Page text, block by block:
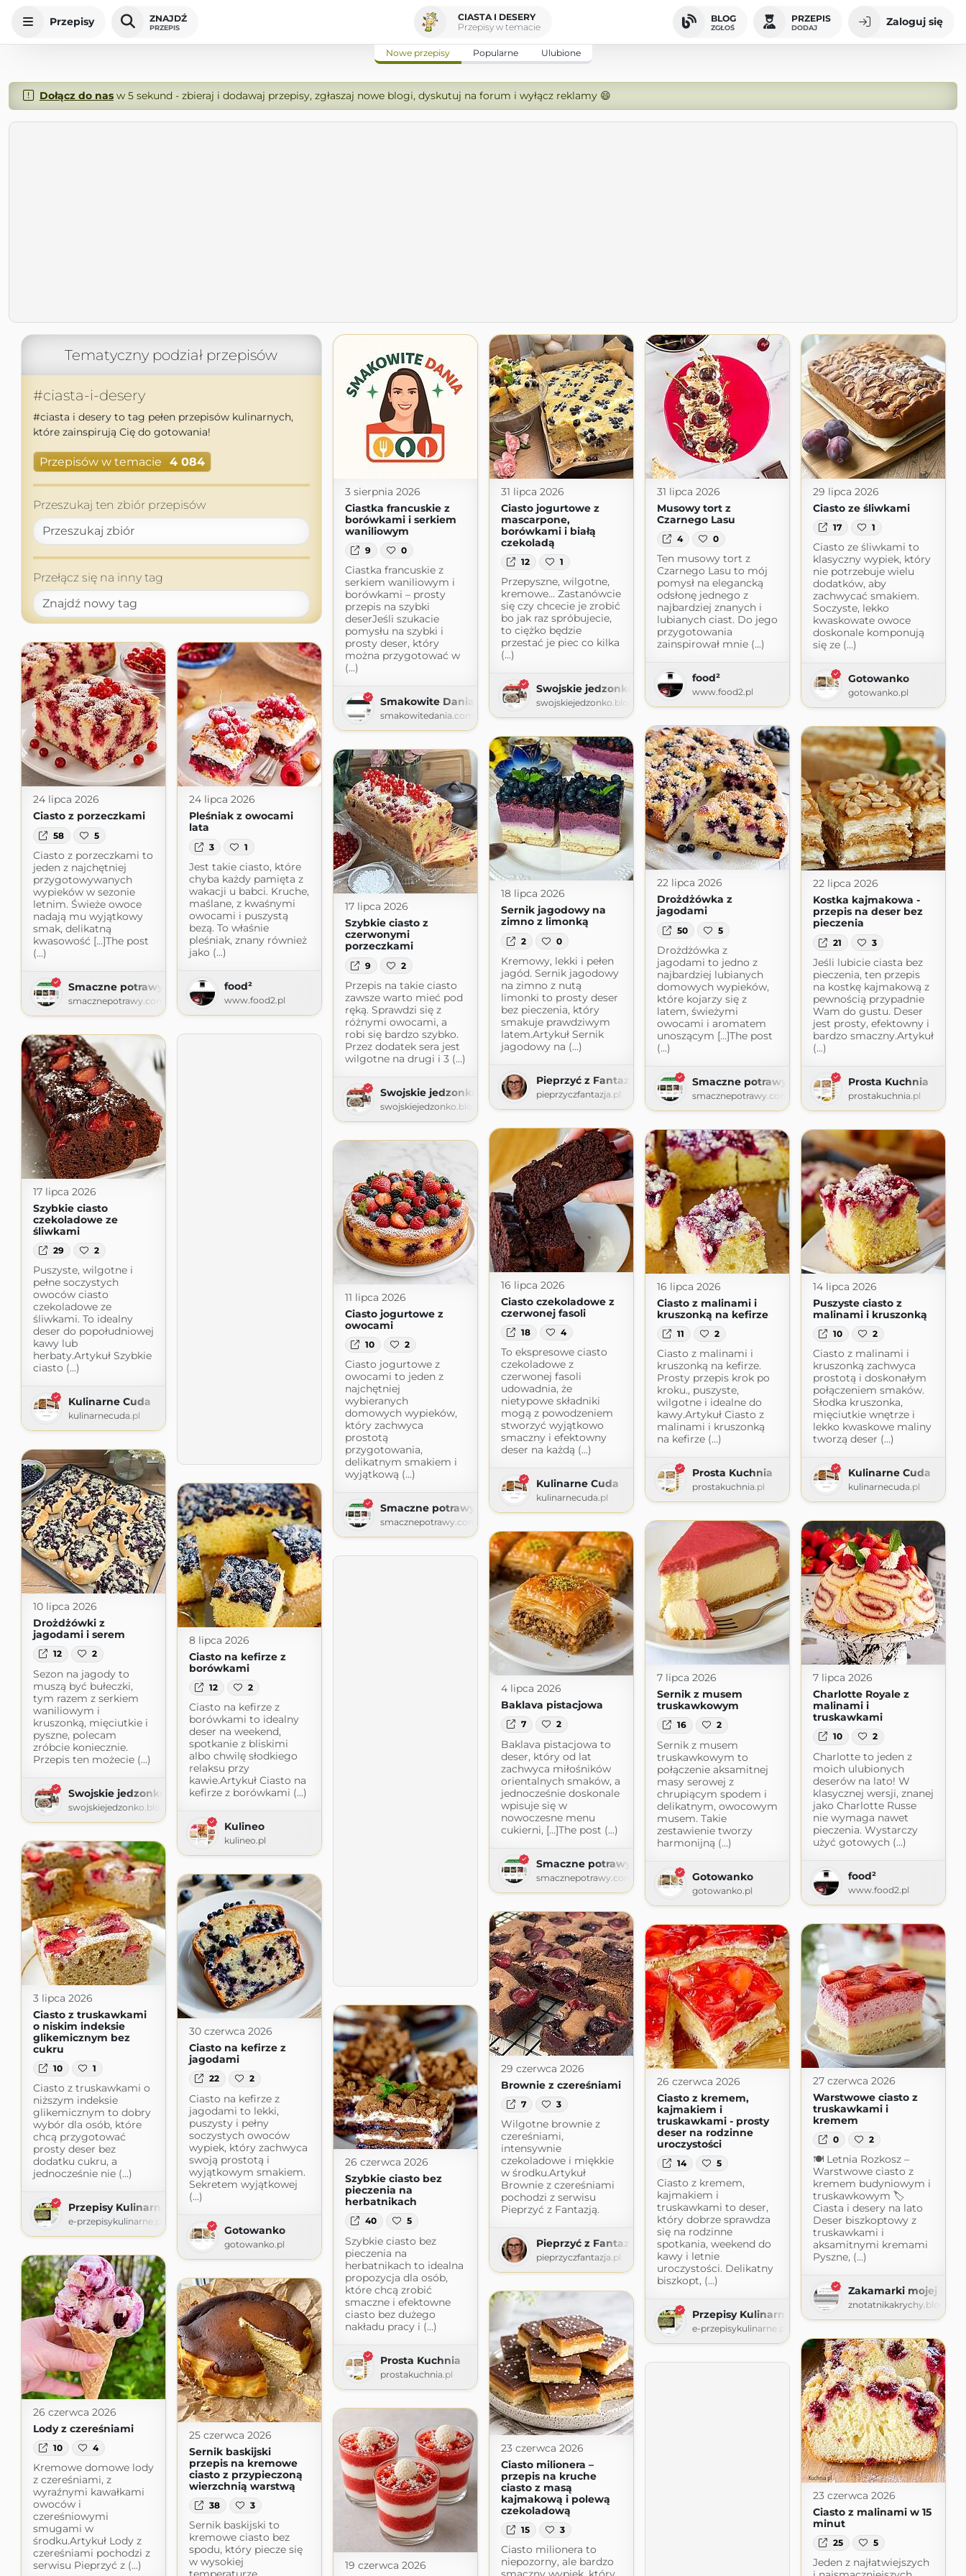
Przepisy ZNAJDŹ
PRZEPIS
CIASTA I DESERY
Przepisy w temacie
BLOG
ZGŁOŚ
PRZEPIS
DODAJ Zaloguj się
Nowe przepisy Popularne Ulubione
Dołącz do nasw 5 sekund - zbieraj i dodawaj przepisy, zgłaszaj nowe blogi, dyskutuj na forum i wyłącz reklamy 😄
Tematyczny podział przepisów
#ciasta-i-desery
#ciasta i desery to tag pełen przepisów kulinarnych,
które zainspirują Cię do gotowania!
Przepisów w temacie 4 084
Przeszukaj ten zbiór przepisów
Przełącz się na inny tag
3 sierpnia 2026
Ciastka francuskie z
borówkami i serkiem
waniliowym
9 0
Ciastka francuskie z
serkiem waniliowym i
borówkami – prosty
przepis na szybki
deserJeśli szukacie
pomysłu na szybki i
prosty deser, który
można przygotować w
(...)
Smakowite Dania
smakowitedania.com
31 lipca 2026
Ciasto jogurtowe z
mascarpone,
borówkami i białą
czekoladą
12 1
Przepyszne, wilgotne,
kremowe... Zastanówcie
się czy chcecie je zrobić
bo jak raz spróbujecie,
to ciężko będzie
przestać je piec co kilka
(...)
Swojskie jedzonko
swojskiejedzonko.blogspot.com
31 lipca 2026
Musowy tort z
Czarnego Lasu
4 0
Ten musowy tort z
Czarnego Lasu to mój
pomysł na elegancką
odsłonę jednego z
najbardziej znanych i
lubianych ciast. Do jego
przygotowania
zainspirował mnie (...)
food²
www.food2.pl
29 lipca 2026
Ciasto ze śliwkami
17 1
Ciasto ze śliwkami to
klasyczny wypiek, który
nie potrzebuje wielu
dodatków, aby
zachwycać smakiem.
Soczyste, lekko
kwaskowate owoce
doskonale komponują
się ze (...)
Gotowanko
gotowanko.pl
24 lipca 2026
Ciasto z porzeczkami
58 5
Ciasto z porzeczkami to
jeden z najchętniej
przygotowywanych
wypieków w sezonie
letnim. Świeże owoce
nadają mu wyjątkowy
smak, delikatną
kwasowość […]The post
(...)
Smaczne potrawy
smacznepotrawy.com
24 lipca 2026
Pleśniak z owocami
lata
3 1
Jest takie ciasto, które
chyba każdy pamięta z
wakacji u babci. Kruche,
maślane, z kwaśnymi
owocami i puszystą
bezą. To właśnie
pleśniak, znany również
jako (...)
food²
www.food2.pl
22 lipca 2026
Drożdżówka z
jagodami
50 5
Drożdżówka z
jagodami to jedno z
najbardziej lubianych
domowych wypieków,
które kojarzy się z
latem, świeżymi
owocami i aromatem
unoszącym […]The post
(...)
Smaczne potrawy
smacznepotrawy.com
22 lipca 2026
Kostka kajmakowa -
przepis na deser bez
pieczenia
21 3
Jeśli lubicie ciasta bez
pieczenia, ten przepis
na kostkę kajmakową z
pewnością przypadnie
Wam do gustu. Deser
jest prosty, efektowny i
bardzo smaczny.Artykuł
(...)
Prosta Kuchnia
prostakuchnia.pl
18 lipca 2026
Sernik jagodowy na
zimno z limonką
2 0
Kremowy, lekki i pełen
jagód. Sernik jagodowy
na zimno z nutą
limonki to prosty deser
bez pieczenia, który
smakuje prawdziwym
latem.Artykuł Sernik
jagodowy na (...)
Pieprzyć z Fantazją
pieprzyczfantazja.pl
17 lipca 2026
Szybkie ciasto z
czerwonymi
porzeczkami
9 2
Przepis na takie ciasto
zawsze warto mieć pod
ręką. Sprawdzi się z
różnymi owocami, a
robi się bardzo szybko.
Przez dodatek sera jest
wilgotne na drugi i 3 (...)
Swojskie jedzonko
swojskiejedzonko.blogspot.com
17 lipca 2026
Szybkie ciasto
czekoladowe ze
śliwkami
29 2
Puszyste, wilgotne i
pełne soczystych
owoców ciasto
czekoladowe ze
śliwkami. To idealny
deser do popołudniowej
kawy lub
herbaty.Artykuł Szybkie
ciasto (...)
Kulinarne Cuda
kulinarnecuda.pl
16 lipca 2026
Ciasto czekoladowe z
czerwonej fasoli
18 4
To ekspresowe ciasto
czekoladowe z
czerwonej fasoli
udowadnia, że
nietypowe składniki
mogą z powodzeniem
stworzyć wyjątkowo
smaczny i efektowny
deser na każdą (...)
Kulinarne Cuda
kulinarnecuda.pl
16 lipca 2026
Ciasto z malinami i
kruszonką na kefirze
11 2
Ciasto z malinami i
kruszonką na kefirze.
Prosty przepis krok po
kroku., puszyste,
wilgotne i idealne do
kawy.Artykuł Ciasto z
malinami i kruszonką
na kefirze (...)
Prosta Kuchnia
prostakuchnia.pl
14 lipca 2026
Puszyste ciasto z
malinami i kruszonką
10 2
Ciasto z malinami i
kruszonką zachwyca
prostotą i doskonałym
połączeniem smaków.
Słodka kruszonka,
mięciutkie wnętrze i
lekko kwaskowe maliny
tworzą deser (...)
Kulinarne Cuda
kulinarnecuda.pl
11 lipca 2026
Ciasto jogurtowe z
owocami
10 2
Ciasto jogurtowe z
owocami to jeden z
najchętniej
wybieranych
domowych wypieków,
który zachwyca
prostotą
przygotowania,
delikatnym smakiem i
wyjątkową (...)
Smaczne potrawy
smacznepotrawy.com
10 lipca 2026
Drożdżówki z
jagodami i serem
12 2
Sezon na jagody to
muszą być bułeczki,
tym razem z serkiem
waniliowym i
kruszonką, mięciutkie i
pyszne, polecam
zróbcie koniecznie.
Przepis ten możecie (...)
Swojskie jedzonko
swojskiejedzonko.blogspot.com
8 lipca 2026
Ciasto na kefirze z
borówkami
12 2
Ciasto na kefirze z
borówkami to idealny
deser na weekend,
spotkanie z bliskimi
albo chwilę słodkiego
relaksu przy
kawie.Artykuł Ciasto na
kefirze z borówkami (...)
Kulineo
kulineo.pl
7 lipca 2026
Sernik z musem
truskawkowym
16 2
Sernik z musem
truskawkowym to
połączenie aksamitnej
masy serowej z
chrupiącym spodem i
delikatnym, owocowym
musem. Takie
zestawienie tworzy
harmonijną (...)
Gotowanko
gotowanko.pl
7 lipca 2026
Charlotte Royale z
malinami i
truskawkami
10 2
Charlotte to jeden z
moich ulubionych
deserów na lato! W
klasycznej wersji, znanej
jako Charlotte Russe
nie wymaga nawet
pieczenia. Wystarczy
użyć gotowych (...)
food²
www.food2.pl
4 lipca 2026
Baklava pistacjowa
7 2
Baklava pistacjowa to
deser, który od lat
zachwyca miłośników
orientalnych smaków, a
jednocześnie doskonale
wpisuje się w
nowoczesne menu
cukierni, […]The post (...)
Smaczne potrawy
smacznepotrawy.com
3 lipca 2026
Ciasto z truskawkami
o niskim indeksie
glikemicznym bez
cukru
10 1
Ciasto z truskawkami o
niższym indeksie
glikemicznym to dobry
wybór dla osób, które
chcą przygotować
prosty deser bez
dodatku cukru, a
jednocześnie nie (...)
Przepisy Kulinarne
e-przepisykulinarne.pl
30 czerwca 2026
Ciasto na kefirze z
jagodami
22 2
Ciasto na kefirze z
jagodami to lekki,
puszysty i pełny
soczystych owoców
wypiek, który zachwyca
swoją prostotą i
wyjątkowym smakiem.
Sekretem wyjątkowej
(...)
Gotowanko
gotowanko.pl
29 czerwca 2026
Brownie z czereśniami
7 3
Wilgotne brownie z
czereśniami,
intensywnie
czekoladowe i miękkie
w środku.Artykuł
Brownie z czereśniami
pochodzi z serwisu
Pieprzyć z Fantazją.
Pieprzyć z Fantazją
pieprzyczfantazja.pl
27 czerwca 2026
Warstwowe ciasto z
truskawkami i
kremem
0 2
🍽 Letnia Rozkosz –
Warstwowe ciasto z
kremem budyniowym i
truskawkowym 🏷
Ciasta i desery na lato
Deser biszkoptowy z
truskawkami i
aksamitnymi kremami
Pyszne, (...)
Zakamarki mojej
26 czerwca 2026
Ciasto z kremem,
kajmakiem i
truskawkami - prosty
deser na rodzinne
uroczystości
14 5
Ciasto z kremem,
kajmakiem i
truskawkami to deser,
który dobrze sprawdza
się na rodzinne
spotkania, weekend do
kawy i letnie
uroczystości. Delikatny
biszkopt, (...)
Przepisy Kulinarne
e-przepisykulinarne.pl
26 czerwca 2026
Szybkie ciasto bez
pieczenia na
herbatnikach
40 5
Szybkie ciasto bez
pieczenia na
herbatnikach to idealna
propozycja dla osób,
które chcą zrobić
smaczne i efektowne
ciasto bez dużego
nakładu pracy i (...)
Prosta Kuchnia
prostakuchnia.pl
26 czerwca 2026
Lody z czereśniami
10 4
Kremowe domowe lody
z czereśniami, z
wyraźnymi kawałkami
owoców i
czereśniowymi
smugami w
środku.Artykuł Lody z
czereśniami pochodzi z
serwisu Pieprzyć z (...)
25 czerwca 2026
Sernik baskijski
przepis na kremowe
ciasto z przypieczoną
wierzchnią warstwą
38 3
Sernik baskijski to
kremowe ciasto bez
spodu, który piecze się
w wysokiej
23 czerwca 2026
Ciasto milionera –
przepis na kruche
ciasto z masą
kajmakową i polewą
czekoladową
15 3
Ciasto milionera to
niepozorny, ale bardzo
23 czerwca 2026
Ciasto z malinami w 15
minut
25 5
Jeden z najłatwiejszych
19 czerwca 2026